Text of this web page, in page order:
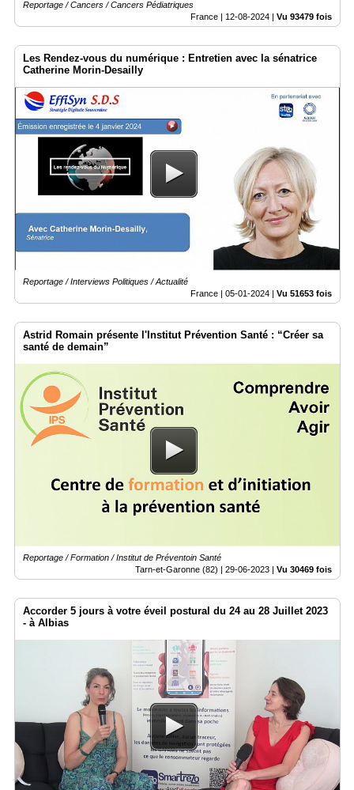
Reportage / Cancers / Cancers Pédiatriques
France | 12-08-2024 Vu 93479 fois
Les Rendez-vous du numérique : Entretien avec la sénatrice
Catherine Morin-Desailly
Reportage / Interviews Politiques / Actualité
France | 05-01-2024 | Vu 51653 fois
Astrid Romain présente l'Institut Prévention Santé : “Créer sa
santé de demain”
Reportage / Formation / Institut de Préventoin Santé
Tarn-et-Garonne (82) | 29-06-2023 | Vu 30469 fois
Accorder 5 jours à votre éveil postural du 24 au 28 Juillet 2023
- à Albias